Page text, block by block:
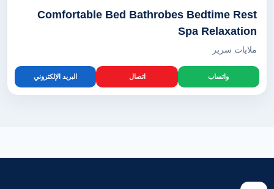
Comfortable Bed Bathrobes Bedtime Rest
Spa Relaxation
ملايات سرير
واتساب اتصال البريد الإلكتروني